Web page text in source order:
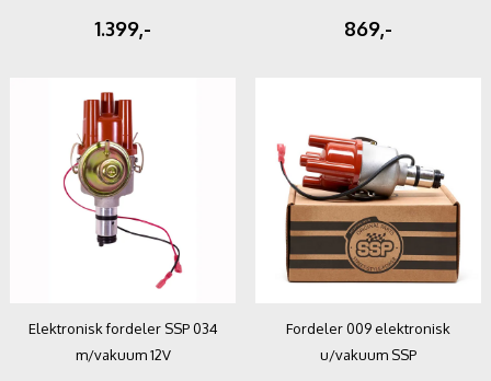
1.399,- 869,-
Elektronisk fordeler SSP 034
m/vakuum 12V
Fordeler 009 elektronisk
u/vakuum SSP